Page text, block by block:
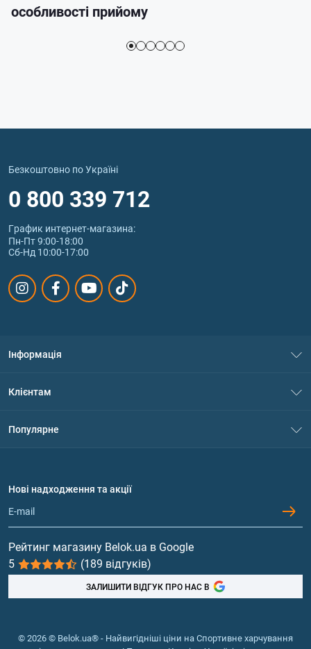
особливості прийому
Безкоштовно по Україні
0 800 339 712
График интернет‑магазина:
Пн-Пт 9:00-18:00
Сб-Нд 10:00-17:00
Інформація
Політика конфіденційності
Обмін та повернення
Клієнтам
Популярне
Протеїн
Гейнери
Вітаміни та мінерали
Риб'ячий жир, жирні кислоти
Нові надходження та акції
Рейтинг магазину Belok.ua в Google
5
(189 відгуків)
ЗАЛИШИТИ ВІДГУК ПРО НАС В
© 2026 © Belok.ua® - Найвигідніші ціни на Спортивне харчування